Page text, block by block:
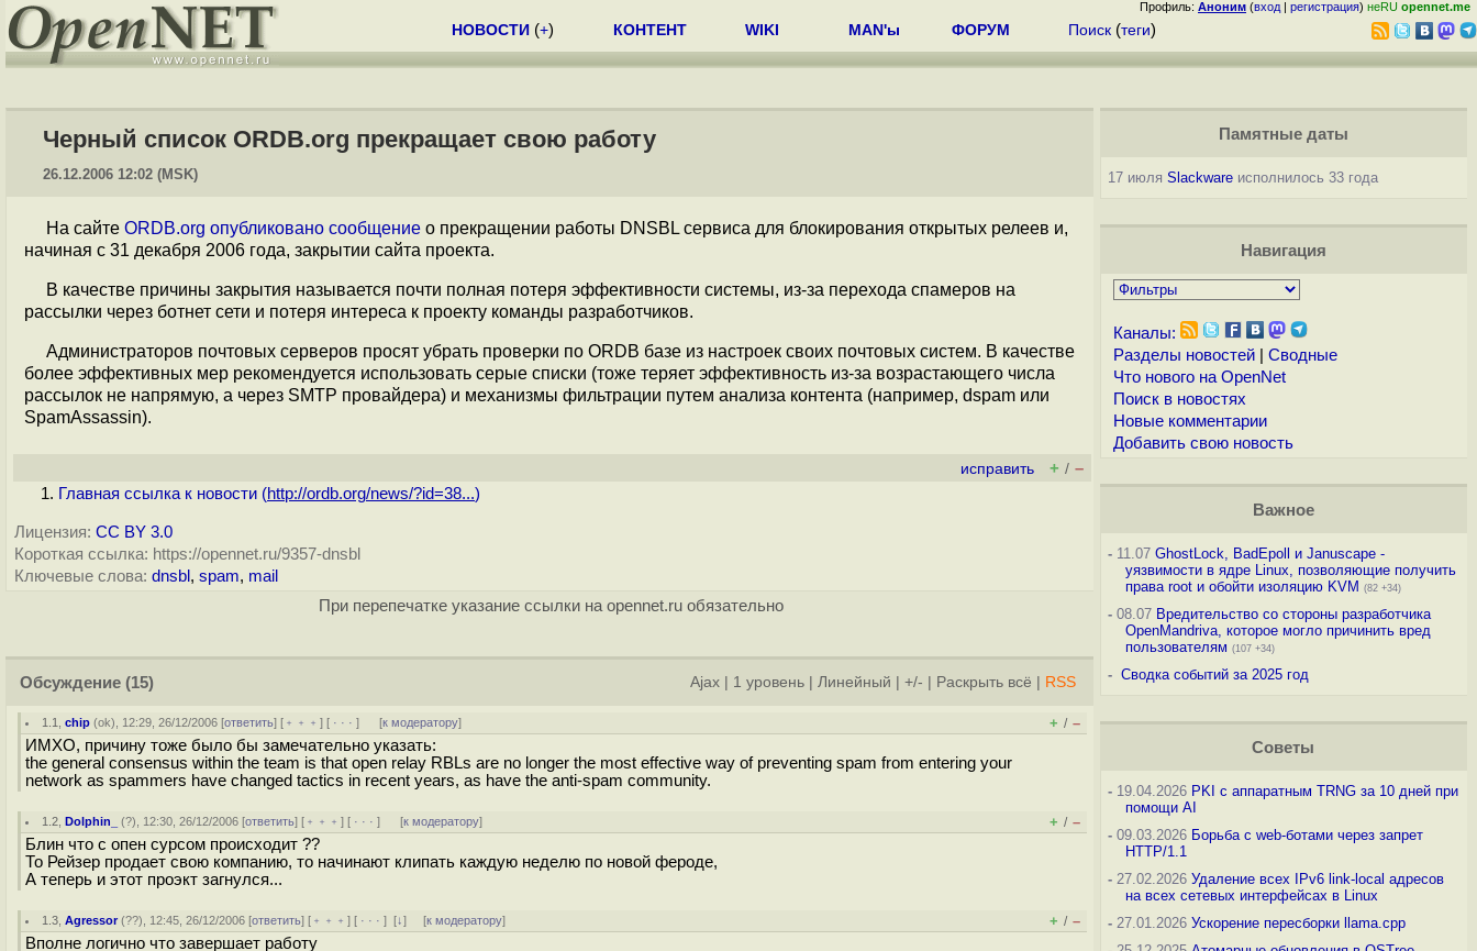
Профиль: Аноним (вход | регистрация) неRU opennet.me
НОВОСТИ (+) КОНТЕНТ WIKI MAN'ы ФОРУМ Поиск (теги)
Черный список ORDB.org прекращает свою работу
26.12.2006 12:02 (MSK)
На сайте ORDB.org опубликовано сообщение о прекращении работы DNSBL сервиса для блокирования открытых релеев и,
начиная с 31 декабря 2006 года, закрытии сайта проекта.
В качестве причины закрытия называется почти полная потеря эффективности системы, из-за перехода спамеров на
рассылки через ботнет сети и потеря интереса к проекту команды разработчиков.
Администраторов почтовых серверов просят убрать проверки по ORDB базе из настроек своих почтовых систем. В качестве
более эффективных мер рекомендуется использовать серые списки (тоже теряет эффективность из-за возрастающего числа
рассылок не напрямую, а через SMTP провайдера) и механизмы фильтрации путем анализа контента (например, dspam или
SpamAssassin).
исправить + / –
Главная ссылка к новости (http://ordb.org/news/?id=38...)
Лицензия: CC BY 3.0
Короткая ссылка: https://opennet.ru/9357-dnsbl
Ключевые слова: dnsbl , spam, mail
При перепечатке указание ссылки на opennet.ru обязательно
Обсуждение (15) Ajax 1 уровень Линейный +/- Раскрыть всё RSS
1.1 ,chip (ok), 12:29, 26/12/2006 [ответить] [ ﹢﹢﹢] [ · · ·] [к модератору] + / –
ИМХО, причину тоже было бы замечательно указать:
the general consensus within the team is that open relay RBLs are no longer the most effective way of preventing spam from entering your
network as spammers have changed tactics in recent years, as have the anti-spam community.
1.2 ,Dolphin_ (?), 12:30, 26/12/2006 [ответить] [ ﹢﹢﹢] [ · · ·] [к модератору] + / –
Блин что с опен сурсом происходит ??
То Рейзер продает свою компанию, то начинают клипать каждую неделю по новой фероде,
А теперь и этот проэкт загнулся...
1.3 ,Agressor(??), 12:45, 26/12/2006 [ответить] [ ﹢﹢﹢] [ · · ·][↓] [к модератору] + / –
Вполне логично что завершает работу
Памятные даты
17 июля Slackwareисполнилось 33 года
Навигация
Каналы:
Разделы новостей| Сводные
Что нового на OpenNet
Поиск в новостях
Новые комментарии
Добавить свою новость
Важное
-11.07 GhostLock, BadEpoll и Januscape -
уязвимости в ядре Linux, позволяющие получить
права root и обойти изоляцию KVM (82 +34)
-08.07 Вредительство со стороны разработчика
OpenMandriva, которое могло причинить вред
пользователям (107 +34)
- Сводка событий за 2025 год
Советы
-19.04.2026 PKI с аппаратным TRNG за 10 дней при
помощи AI
-09.03.2026 Борьба с web-ботами через запрет
HTTP/1.1
-27.02.2026 Удаление всех IPv6 link-local адресов
на всех сетевых интерфейсах в Linux
-27.01.2026 Ускорение пересборки llama.cpp